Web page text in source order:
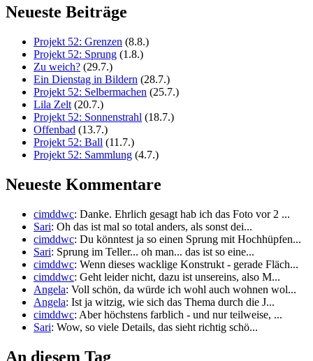
Neueste Beiträge
Projekt 52: Grenzen (8.8.)
Projekt 52: Sprung (1.8.)
Zu weich? (29.7.)
Ein Dienstag in Bildern (28.7.)
Projekt 52: Selbermachen (25.7.)
Lila Zelt (20.7.)
Projekt 52: Sonnenstrahl (18.7.)
Offenbad (13.7.)
Projekt 52: Ball (11.7.)
Projekt 52: Sammlung (4.7.)
Neueste Kommentare
cimddwc: Danke. Ehrlich gesagt hab ich das Foto vor 2 ...
Sari: Oh das ist mal so total anders, als sonst dei...
cimddwc: Du könntest ja so einen Sprung mit Hochhüpfen...
Sari: Sprung im Teller... oh man... das ist so eine...
cimddwc: Wenn dieses wacklige Konstrukt - gerade Fläch...
cimddwc: Geht leider nicht, dazu ist unsereins, also M...
Angela: Voll schön, da würde ich wohl auch wohnen wol...
Angela: Ist ja witzig, wie sich das Thema durch die J...
cimddwc: Aber höchstens farblich - und nur teilweise, ...
Sari: Wow, so viele Details, das sieht richtig schö...
An diesem Tag